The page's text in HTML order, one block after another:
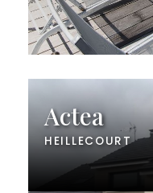
Actea
HEILLECOURT